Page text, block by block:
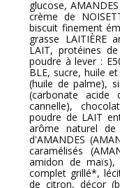
glucose,
crème de
biscuit finement
grasse LAITIÈRE
LAIT, protéines
poudre à lever :
BLE, sucre, huile
(huile de palme),
(carbonate acide
cannelle),
poudre de LAIT
arôme naturel
d'AMANDES
caramélisés
amidon de maïs),
complet grillé*,
de citron, décor